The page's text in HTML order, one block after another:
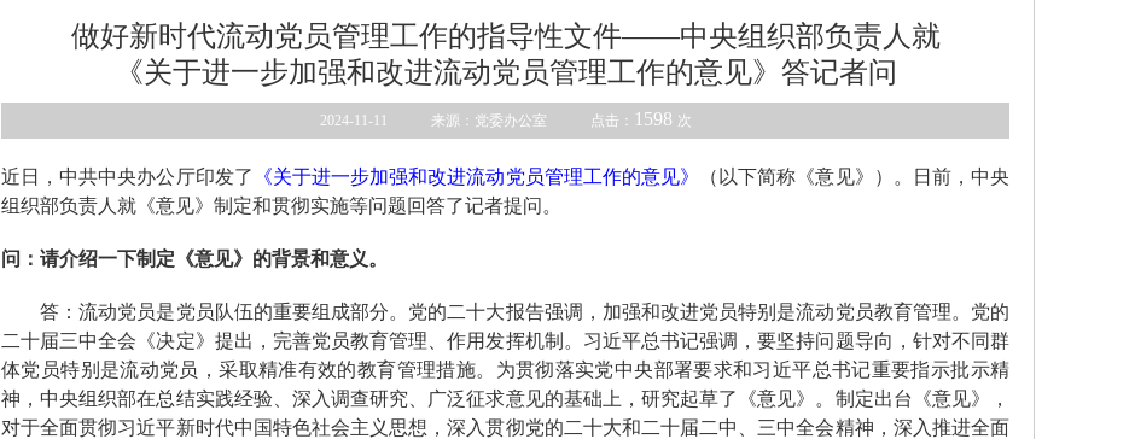
做好新时代流动党员管理工作的指导性文件——中央组织部负责人就
《关于进一步加强和改进流动党员管理工作的意见》答记者问
2024-11-11 来源：党委办公室 点击： 1598 次
近日，中共中央办公厅印发了 《关于进一步加强和改进流动党员管理工作的意见》
（以下简称《意见》）。日前，中央
组织部负责人就《意见》制定和贯彻实施等问题回答了记者提问。
问：请介绍一下制定《意见》的背景和意义。
答：流动党员是党员队伍的重要组成部分。党的二十大报告强调，加强和改进党员特别是流动党员教育管理。党的
二十届三中全会《决定》提出，完善党员教育管理、作用发挥机制。习近平总书记强调，要坚持问题导向，针对不同群
体党员特别是流动党员，采取精准有效的教育管理措施。为贯彻落实党中央部署要求和习近平总书记重要指示批示精
神，中央组织部在总结实践经验、深入调查研究、广泛征求意见的基础上，研究起草了《意见》。制定出台《意见》，
对于全面贯彻习近平新时代中国特色社会主义思想，深入贯彻党的二十大和二十届二中、三中全会精神，深入推进全面